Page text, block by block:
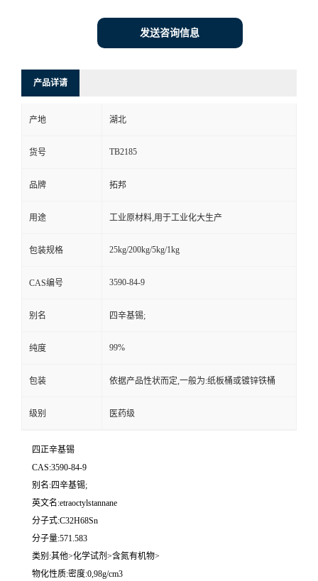
发送咨询信息
产品详请
产地 湖北
货号 TB2185
品牌 拓邦
用途 工业原材料,用于工业化大生产
包装规格 25kg/200kg/5kg/1kg
CAS编号 3590-84-9
别名 四辛基锡;
纯度 99%
包装 依据产品性状而定,一般为:纸板桶或镀锌铁桶
级别 医药级
四正辛基锡
CAS:3590-84-9
别名:四辛基锡;
英文名:etraoctylstannane
分子式:C32H68Sn
分子量:571.583
类别:其他>化学试剂>含氮有机物>
物化性质:密度:0,98g/cm3